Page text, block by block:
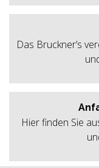
Das Bruckner’s
Hier finden Sie